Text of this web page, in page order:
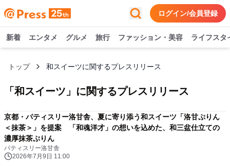
ログイン/会員登録
新着 エンタメ グルメ 旅行 ファッション・美容 ライフスタ
トップ 和スイーツに関するプレスリリース
「 和スイーツ 」に関するプレスリリース
京都・パティスリー洛甘舎、夏に寄り添う和スイーツ「洛甘ぷりん
＜抹茶＞」を提案 「和魂洋才」の想いを込めた、和三盆仕立ての
濃厚抹茶ぷりん
パティスリー洛甘舎
2026年7月9日 11:00